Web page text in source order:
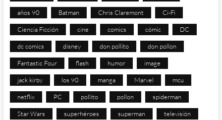
años 90 Batman Chris Claremont Ci-Fi
Ciencia Ficción cine comics cómic DC
dc comics disney don pollito don pollon
Fantastic Four flash humor image
jack kirby los 90 manga Marvel mcu
netflix PC pollito pollon spiderman
Star Wars superhéroes superman televisión